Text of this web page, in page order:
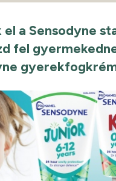
a Sensodyne
fel